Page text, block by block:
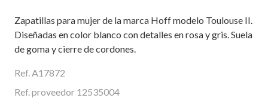
Zapatillas para mujer de la marca Hoff modelo Toulouse II.
Diseñadas en color blanco con detalles en rosa y gris. Suela
de goma y cierre de cordones.
Ref. A17872
Ref. proveedor 12535004